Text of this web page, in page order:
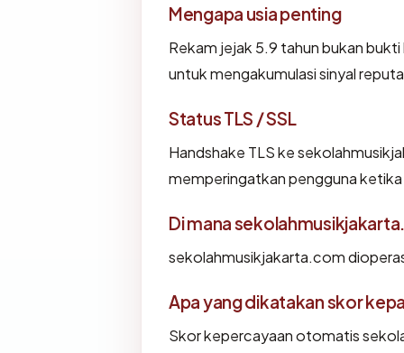
Mengapa usia penting
Rekam jejak 5.9 tahun bukan
untuk mengakumulasi sinyal
Status TLS / SSL
Handshake TLS ke
memperingatkan pengguna ketika
Di mana
sekolahmusikjakarta.com
Apa yang dikatakan skor
Skor kepercayaan otomatis